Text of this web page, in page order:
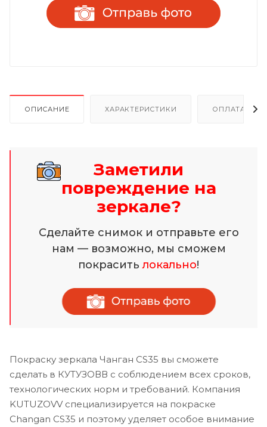
ОПИСАНИЕ ХАРАКТЕРИСТИКИ ОПЛАТА И
Заметили
повреждение на
зеркале?
Сделайте снимок и отправьте его
нам — возможно, мы сможем
покраситьлокально!
Покраску зеркала Чанган CS35 вы сможете
сделать в КУТУЗОВВ с соблюдением всех сроков,
технологических норм и требований. Компания
KUTUZOVV специализируется на покраске
Changan CS35 и поэтому уделяет особое внимание